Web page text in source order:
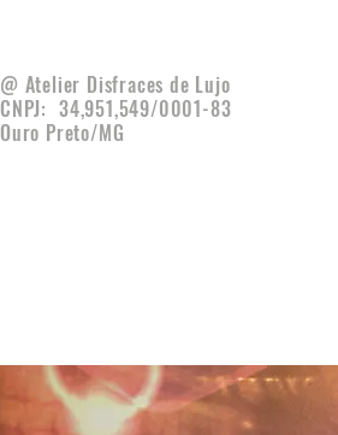
@ Atelier Disfraces de Lujo
CNPJ: 34,951,549/0001-83
Ouro Preto/MG